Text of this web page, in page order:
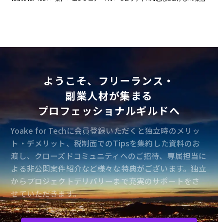
ようこそ、フリーランス・
副業人材が集まる
プロフェッショナルギルドへ
Yoake for Techに会員登録いただくと独立時のメリッ
ト・デメリット、税制面でのTipsを集約した資料のお
渡し、クローズドコミュニティへのご招待、専属担当に
よる非公開案件紹介など様々な特典がございます。独立
からプロジェクトデリバリーまで充実のサポートをさ
せていただきます。